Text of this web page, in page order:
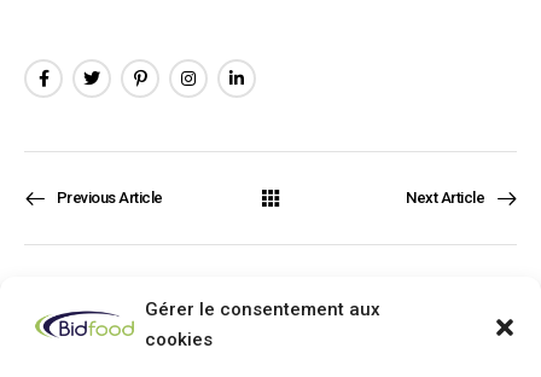
Gérer le consentement aux
cookies
Previous Article Next Article